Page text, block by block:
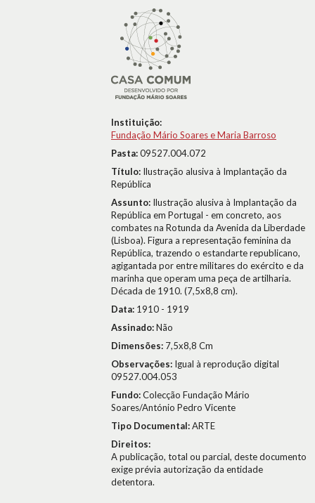
Instituição:
Fundação Mário Soares e Maria Barroso
Pasta:09527.004.072
Título: Ilustração alusiva à Implantação da
República
Assunto: Ilustração alusiva à Implantação da
República em Portugal - em concreto, aos
combates na Rotunda da Avenida da Liberdade
(Lisboa). Figura a representação feminina da
República, trazendo o estandarte republicano,
agigantada por entre militares do exército e da
marinha que operam uma peça de artilharia.
Década de 1910. (7,5x8,8 cm).
Data: 1910 - 1919
Assinado:Não
Dimensões: 7,5x8,8 Cm
Observações: Igual à reprodução digital
09527.004.053
Fundo:Colecção Fundação Mário
Soares/António Pedro Vicente
Tipo Documental:ARTE
Direitos:
A publicação, total ou parcial, deste documento
exige prévia autorização da entidade
detentora.